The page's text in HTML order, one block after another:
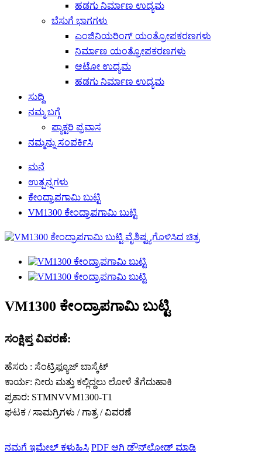
ಹಡಗು ನಿರ್ಮಾಣ ಉದ್ಯಮ
ಬೆಸುಗೆ ಭಾಗಗಳು
ಎಂಜಿನಿಯರಿಂಗ್ ಯಂತ್ರೋಪಕರಣಗಳು
ನಿರ್ಮಾಣ ಯಂತ್ರೋಪಕರಣಗಳು
ಆಟೋ ಉದ್ಯಮ
ಹಡಗು ನಿರ್ಮಾಣ ಉದ್ಯಮ
ಸುದ್ದಿ
ನಮ್ಮ ಬಗ್ಗೆ
ಫ್ಯಾಕ್ಟರಿ ಪ್ರವಾಸ
ನಮ್ಮನ್ನು ಸಂಪರ್ಕಿಸಿ
ಮನೆ
ಉತ್ಪನ್ನಗಳು
ಕೇಂದ್ರಾಪಗಾಮಿ ಬುಟ್ಟಿ
VM1300 ಕೇಂದ್ರಾಪಗಾಮಿ ಬುಟ್ಟಿ
VM1300 ಕೇಂದ್ರಾಪಗಾಮಿ ಬುಟ್ಟಿ
ಸಂಕ್ಷಿಪ್ತ ವಿವರಣೆ:
ಹೆಸರು : ಸೆಂಟ್ರಿಫ್ಯೂಜ್ ಬಾಸ್ಕೆಟ್
ಕಾರ್ಯ: ನೀರು ಮತ್ತು ಕಲ್ಲಿದ್ದಲು ಲೋಳೆ ತೆಗೆದುಹಾಕಿ
ಪ್ರಕಾರ: STMNVVM1300-T1
ಘಟಕ / ಸಾಮಗ್ರಿಗಳು / ಗಾತ್ರ / ವಿವರಣೆ
ನಮಗೆ ಇಮೇಲ್ ಕಳುಹಿಸಿ PDF ಆಗಿ ಡೌನ್‌ಲೋಡ್ ಮಾಡಿ